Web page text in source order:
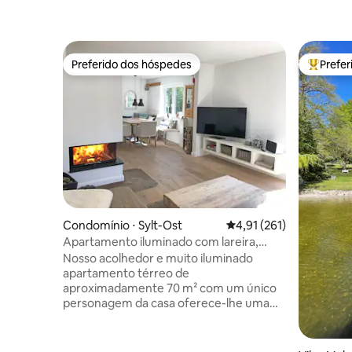
Preferido dos hóspedes
Preferido dos hóspedes
Condomínio ⋅ Sylt-Ost 4,91 de uma avaliação
4,91 (261)
Apartamento iluminado com lareira,
banheira de hidromassagem, sauna,
jardim
Nosso acolhedor e muito iluminado
apartamento térreo de
aproximadamente 70 m² com um único
personagem da casa oferece-lhe uma
Entre